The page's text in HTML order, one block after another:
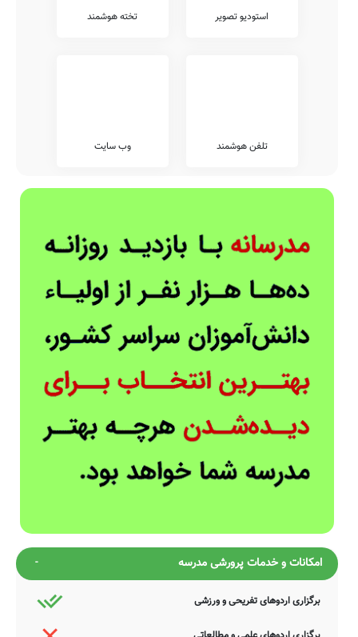
استودیو تصویر تخته هوشمند
تلفن هوشمند وب سایت
امکانات و خدمات پرورشی مدرسه
برگزاری اردوهای تفریحی و ورزشی